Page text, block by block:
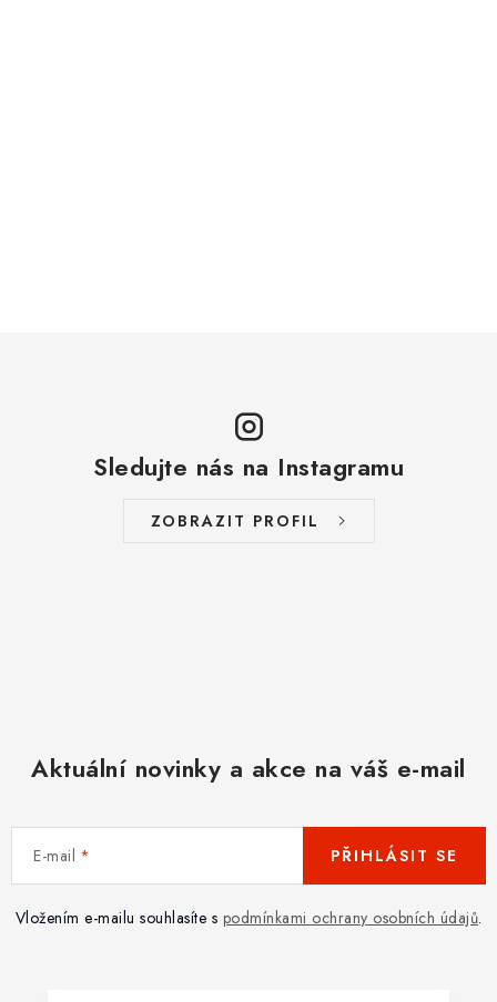
Sledujte nás na Instagramu
ZOBRAZIT PROFIL
Aktuální novinky a akce na váš e-mail
E-mail
Vložením e-mailu souhlasíte s podmínkami ochrany osobních údajů.
PŘIHLÁSIT SE